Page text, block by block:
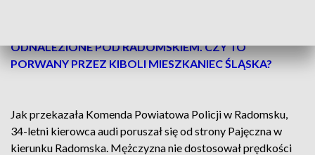
ODNALEZIONE POD RADOMSKIEM. CZY TO
PORWANY PRZEZ KIBOLI MIESZKANIEC ŚLĄSKA?
Jak przekazała Komenda Powiatowa Policji w Radomsku,
34-letni kierowca audi poruszał się od strony Pajęczna w
kierunku Radomska. Mężczyzna nie dostosował prędkości